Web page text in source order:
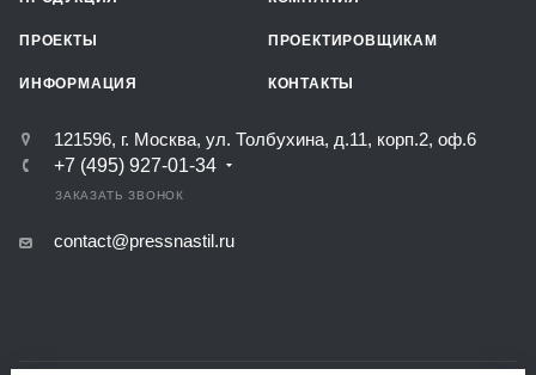
ПРОЕКТЫ ПРОЕКТИРОВЩИКАМ
ИНФОРМАЦИЯ КОНТАКТЫ
121596, г. Москва, ул. Толбухина, д.11, корп.2, оф.6
+7 (495) 927-01-34
ЗАКАЗАТЬ ЗВОНОК
contact@pressnastil.ru